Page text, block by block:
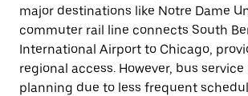
major destinations like Notre Dame
commuter rail line connects South
International Airport to Chicago,
regional access. However, bus
planning due to less frequent